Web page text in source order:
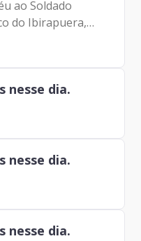
ao Soldado
do Ibirapuera,
Mariana, São
nesse dia.
nesse dia.
nesse dia.